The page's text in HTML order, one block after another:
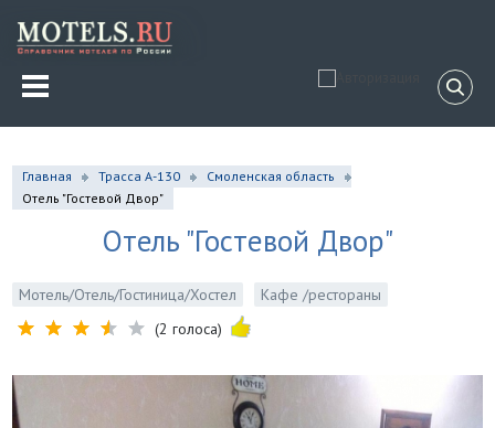
Главная Трасса А-130
Смоленская область
Отель "Гостевой Двор"
Отель "Гостевой Двор"
Мотель/Отель/Гостиница/Хостел
Кафе /рестораны
(2 голоса)